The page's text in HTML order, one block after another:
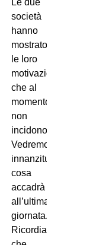
società
hanno
mostrato
le loro
motivazioni
che al
momento
non
incidono.
Vedremo
innanzitutto
cosa
accadrà
all’ultima
giornata.
Ricordiamo